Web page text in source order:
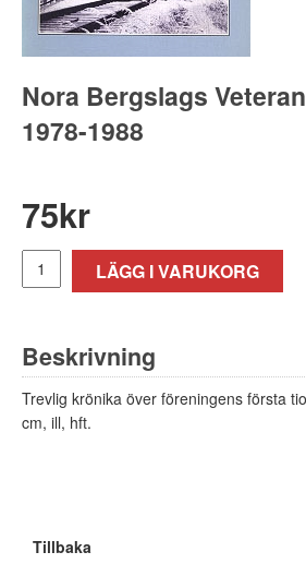
Nora Bergslags
1978-1988
75kr
LÄGG I VARUKORG
Beskrivning
Trevlig krönika över föreningens första
cm, ill, hft.
Tillbaka